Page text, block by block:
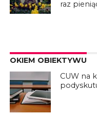
raz
OKIEM OBIEKTYWU
CUW na